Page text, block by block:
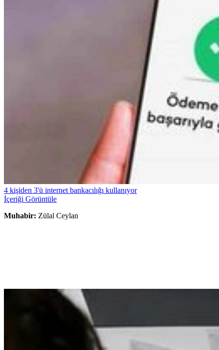
4 kişiden 3'ü internet bankacılığı kullanıyor
İçeriği Görüntüle
Muhabir: Zülal Ceylan